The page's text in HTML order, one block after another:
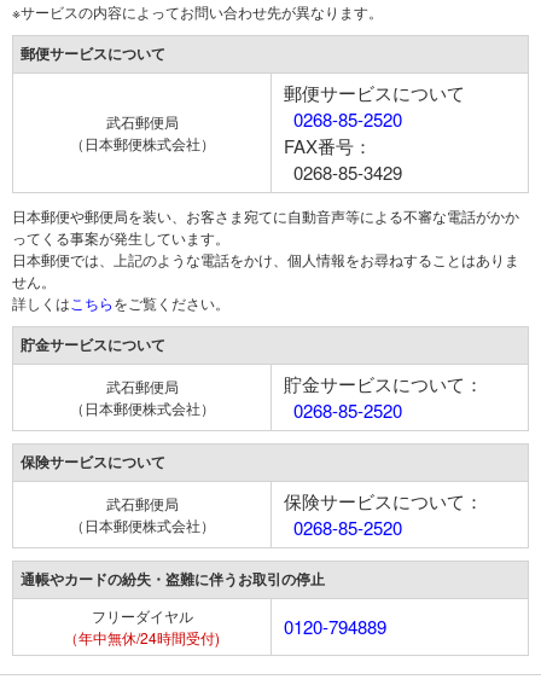
※サービスの内容によってお問い合わせ先が異なります。
郵便サービスについて
武石郵便局
（日本郵便株式会社）
郵便サービスについて
0268-85-2520
FAX番号：
0268-85-3429
日本郵便や郵便局を装い、お客さま宛てに自動音声等による不審な電話がかか
ってくる事案が発生しています。
日本郵便では、上記のような電話をかけ、個人情報をお尋ねすることはありま
せん。
詳しくは こちらをご覧ください。
貯金サービスについて
武石郵便局
（日本郵便株式会社）
貯金サービスについて：
0268-85-2520
保険サービスについて
武石郵便局
（日本郵便株式会社）
保険サービスについて：
0268-85-2520
通帳やカードの紛失・盗難に伴うお取引の停止
フリーダイヤル
（年中無休/24時間受付)
0120-794889